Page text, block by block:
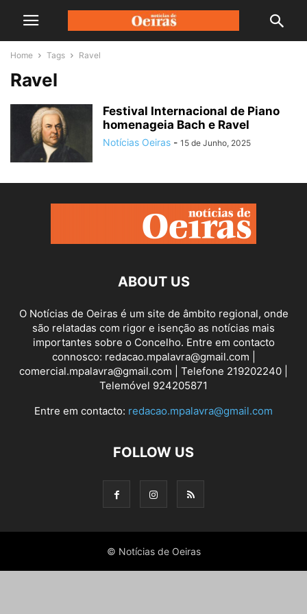
Home Tags Ravel
Ravel
Festival Internacional de Piano
homenageia Bach e Ravel
Notícias Oeiras - 15 de Junho, 2025
ABOUT US
O Notícias de Oeiras é um site de âmbito regional, onde
são relatadas com rigor e isenção as notícias mais
importantes sobre o Concelho. Entre em contacto
connosco: redacao.mpalavra@gmail.com |
comercial.mpalavra@gmail.com | Telefone 219202240 |
Telemóvel 924205871
Entre em contacto: redacao.mpalavra@gmail.com
FOLLOW US
© Notícias de Oeiras